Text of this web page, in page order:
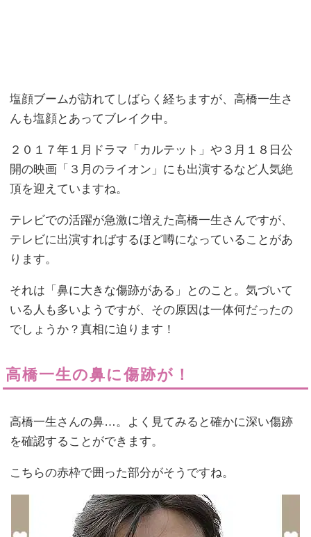
塩顔ブームが訪れてしばらく経ちますが、高橋一生さ
んも塩顔とあってブレイク中。
２０１７年１月ドラマ「カルテット」や３月１８日公
開の映画「３月のライオン」にも出演するなど人気絶
頂を迎えていますね。
テレビでの活躍が急激に増えた高橋一生さんですが、
テレビに出演すればするほど噂になっていることがあ
ります。
それは「鼻に大きな傷跡がある」とのこと。気づいて
いる人も多いようですが、その原因は一体何だったの
でしょうか？真相に迫ります！
高橋一生の鼻に傷跡が！
高橋一生さんの鼻…。よく見てみると確かに深い傷跡
を確認することができます。
こちらの赤枠で囲った部分がそうですね。